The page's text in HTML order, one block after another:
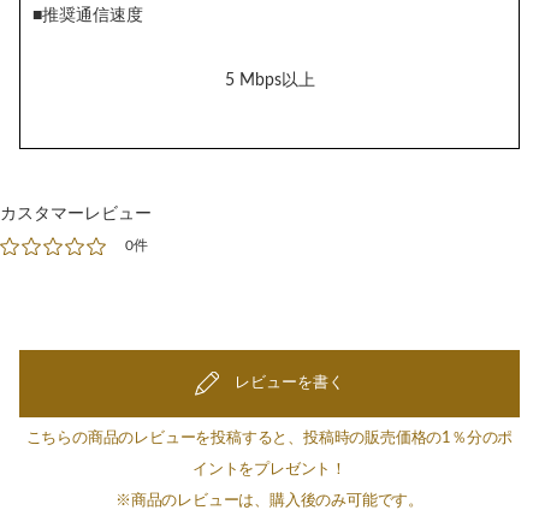
■推奨通信速度
5 Mbps以上
カスタマーレビュー
0件
レビューを書く
こちらの商品のレビューを投稿すると、投稿時の販売価格の1％分のポ
イントをプレゼント！
※商品のレビューは、購入後のみ可能です。